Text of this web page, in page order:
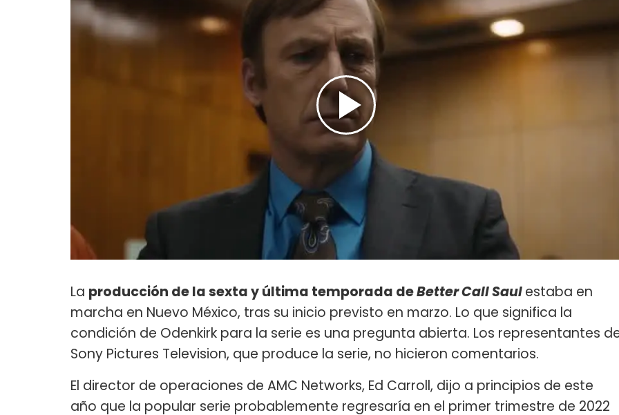
La producción de la sexta y última temporada deBetter Call Saulestaba en
marcha en Nuevo México, tras su inicio previsto en marzo. Lo que significa la
condición de Odenkirk para la serie es una pregunta abierta. Los representantes
Sony Pictures Television, que produce la serie, no hicieron comentarios.
El director de operaciones de AMC Networks, Ed Carroll, dijo a principios de este
año que la popular serie probablemente regresaría en el primer trimestre de 2022